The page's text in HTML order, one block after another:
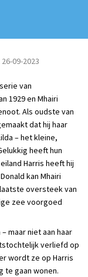
26-09-2023
van
1929 en Mhairi
Als oudste van
dat hij haar
– het kleine,
heeft hun
Harris heeft hij
kan Mhairi
oversteek van
zee voorgoed
maar niet aan haar
verliefd op
wordt ze op Harris
te gaan wonen.